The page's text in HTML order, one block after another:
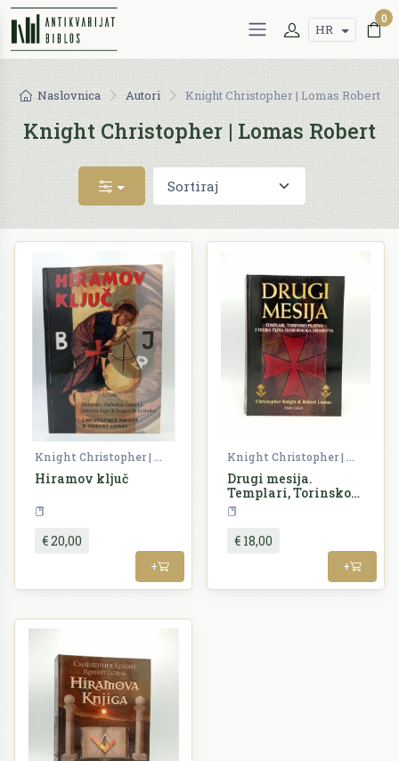
HR
0
Naslovnica Autori Knight Christopher | Lomas Robert
Knight Christopher | Lomas Robert
Knight Christopher | Lomas Robert
Hiramov ključ
€ 20,00
+
Knight Christopher | Lomas Robert
Drugi mesija.
Templari, Torinsko
platno i velika tajna
Slobodnoga
zidarstva
€ 18,00
+